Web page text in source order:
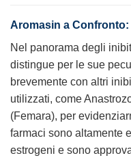
Aromasin a Confronto:
Nel panorama degli
distingue per le sue
brevemente con altri
utilizzati, come
(Femara), per
farmaci sono altamente
estrogeni e sono